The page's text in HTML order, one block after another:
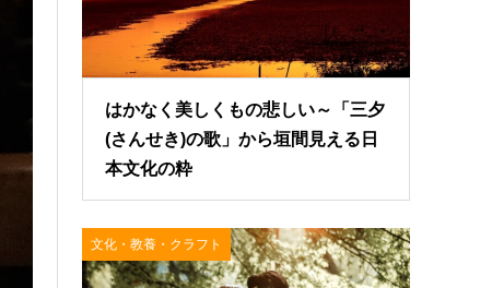
はかなく美しくもの悲しい～「三夕
(さんせき)の歌」から垣間見える日
本文化の粋
文化・教養・クラフト